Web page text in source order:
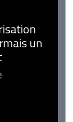
un